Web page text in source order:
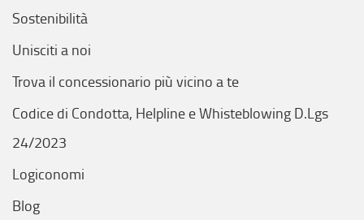
Sostenibilità
Unisciti a noi
Trova il concessionario più vicino a te
Codice di Condotta, Helpline e Whisteblowing D.Lgs
24/2023
Logiconomi
Blog